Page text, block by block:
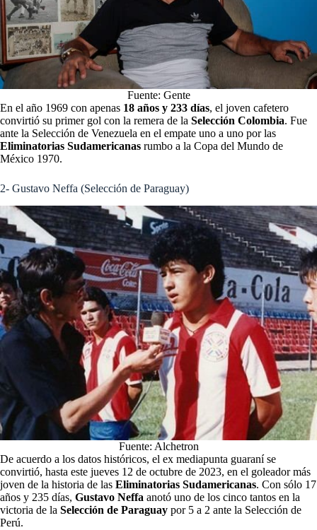
Fuente: Gente
En el año 1969 con apenas 18 años y 233 días, el joven cafetero
convirtió su primer gol con la remera de la Selección Colombia. Fue
ante la Selección de Venezuela en el empate uno a uno por las
Eliminatorias Sudamericanas rumbo a la Copa del Mundo de
México 1970.
2- Gustavo Neffa (Selección de Paraguay)
Fuente: Alchetron
De acuerdo a los datos históricos, el ex mediapunta guaraní se
convirtió, hasta este jueves 12 de octubre de 2023, en el goleador más
joven de la historia de las Eliminatorias Sudamericanas. Con sólo 17
años y 235 días, Gustavo Neffa anotó uno de los cinco tantos en la
victoria de la Selección de Paraguay por 5 a 2 ante la Selección de
Perú.